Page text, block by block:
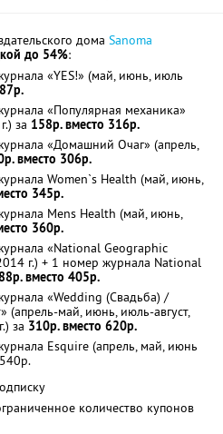
дома Sanoma
до 54%:
«YES!» (май, июнь, июль
«Популярная механика»
за 158р. вместо 316р.
«Домашний Очаг» (апрель,
вместо 306р.
Women`s Health (май, июнь,
345р.
Mens Health (май, июнь,
360р.
«National Geographic
г.) + 1 номер журнала National
вместо 405р.
«Wedding (Свадьба) /
(апрель-май, июнь, июль-август,
за 310р. вместо 620р.
Esquire (апрель, май, июнь
количество купонов